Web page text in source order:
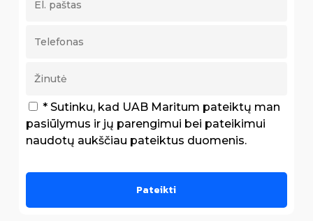
* Sutinku, kad UAB Maritum pateiktų man
pasiūlymus ir jų parengimui bei pateikimui
naudotų aukščiau pateiktus duomenis.